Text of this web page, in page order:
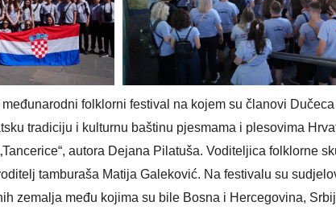
folklorni festival na kojem su članovi Dučeca
tradiciju i kulturnu baštinu pjesmama i plesovima
autora Dejana Pilatuša. Voditeljica folklorne
tamburaša Matija Galeković. Na festivalu su
zemalja među kojima su bile Bosna i Hercegovina,